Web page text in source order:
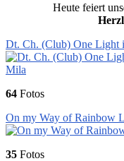
Heute feiert
Dt. Ch. (Club) One Light
64 Fotos
On my Way of Rainbow
35 Fotos